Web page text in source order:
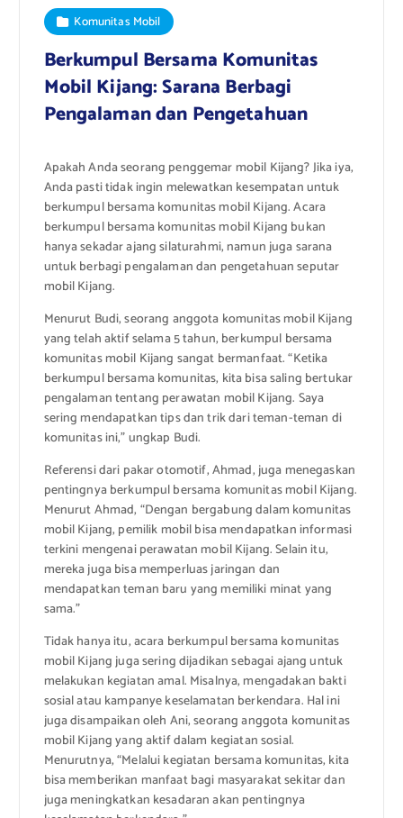
Komunitas Mobil
Berkumpul Bersama Komunitas
Mobil Kijang: Sarana Berbagi
Pengalaman dan Pengetahuan
Apakah Anda seorang penggemar mobil Kijang? Jika iya,
Anda pasti tidak ingin melewatkan kesempatan untuk
berkumpul bersama komunitas mobil Kijang. Acara
berkumpul bersama komunitas mobil Kijang bukan
hanya sekadar ajang silaturahmi, namun juga sarana
untuk berbagi pengalaman dan pengetahuan seputar
mobil Kijang.
Menurut Budi, seorang anggota komunitas mobil Kijang
yang telah aktif selama 5 tahun, berkumpul bersama
komunitas mobil Kijang sangat bermanfaat. “Ketika
berkumpul bersama komunitas, kita bisa saling bertukar
pengalaman tentang perawatan mobil Kijang. Saya
sering mendapatkan tips dan trik dari teman-teman di
komunitas ini,” ungkap Budi.
Referensi dari pakar otomotif, Ahmad, juga menegaskan
pentingnya berkumpul bersama komunitas mobil Kijang.
Menurut Ahmad, “Dengan bergabung dalam komunitas
mobil Kijang, pemilik mobil bisa mendapatkan informasi
terkini mengenai perawatan mobil Kijang. Selain itu,
mereka juga bisa memperluas jaringan dan
mendapatkan teman baru yang memiliki minat yang
sama.”
Tidak hanya itu, acara berkumpul bersama komunitas
mobil Kijang juga sering dijadikan sebagai ajang untuk
melakukan kegiatan amal. Misalnya, mengadakan bakti
sosial atau kampanye keselamatan berkendara. Hal ini
juga disampaikan oleh Ani, seorang anggota komunitas
mobil Kijang yang aktif dalam kegiatan sosial.
Menurutnya, “Melalui kegiatan bersama komunitas, kita
bisa memberikan manfaat bagi masyarakat sekitar dan
juga meningkatkan kesadaran akan pentingnya